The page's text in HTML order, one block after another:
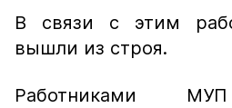
В связи с этим
вышли из строя.
Работниками